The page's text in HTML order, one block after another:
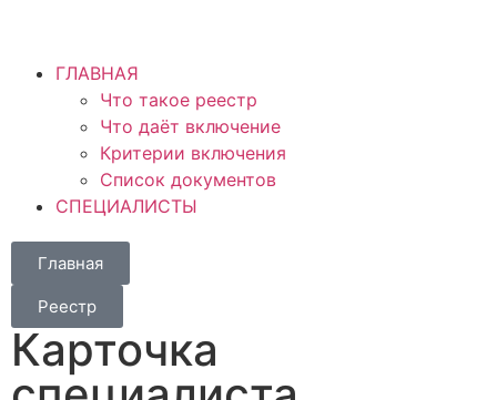
ГЛАВНАЯ
Что такое реестр
Что даёт включение
Критерии включения
Список документов
СПЕЦИАЛИСТЫ
Главная
Реестр
Карточка